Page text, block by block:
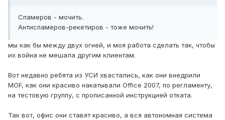
Спамеров - мочить.
Антиспамеров-рекетиров - тоже мочить!
мы как бы между двух огней, и моя работа сделать так, чтобы
их война не мешала другим клиентам.
Вот недавно ребята из УСИ хвастались, как они внедрили
MOF, как они красиво накатывали Office 2007, по регламенту,
на тестовую группу, с прописанной инструкцией отката.
Так вот, офис они ставят красиво, а вся автономная система